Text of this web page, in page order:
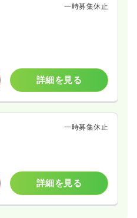
一時募集休止
詳細を見る
一時募集休止
詳細を見る